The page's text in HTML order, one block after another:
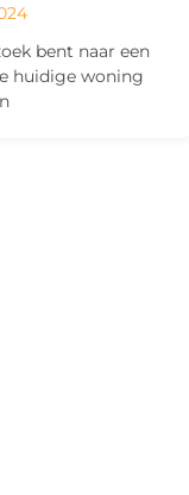
bent naar een
huidige woning